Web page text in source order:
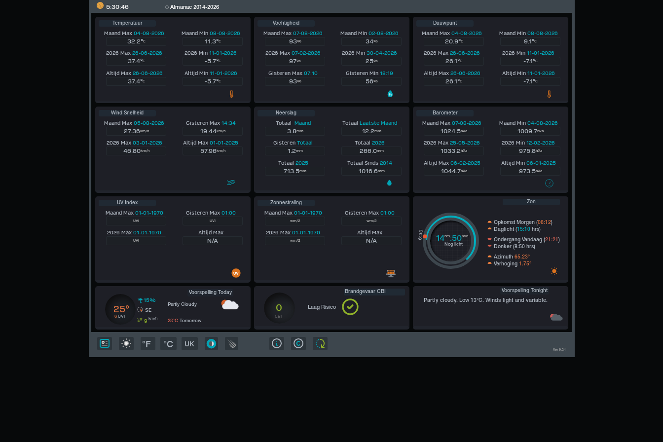
5:30:46 Almanac 2014-2026
Temperatuur
Maand Max 04-08-2026
32.2°C
2026 Max 26-06-2026
37.4°C
Maand Min 08-08-2026
11.3°C
2026 Min 11-01-2026
-5.7°C
Altijd Max 26-06-2026
37.4°C
Altijd Min 11-01-2026
-5.7°C
Vochtigheid
Maand Max07-08-2026
93%
2026 Max07-02-2026
97%
Maand Min02-08-2026
34%
2026 Min30-04-2026
25%
Gisteren Max07:10
93%
Gisteren Min18:19
56%
Dauwpunt
Maand Max04-08-2026
20.9°C
2026 Max26-06-2026
26.1°C
Maand Min 08-08-2026
9.1°C
2026 Min11-01-2026
-7.1°C
Altijd Max 26-06-2026
26.1°C
Altijd Min 11-01-2026
-7.1°C
Wind Snelheid
Maand Max 05-08-2026
27.36km/h
2026 Max 03-01-2026
46.80km/h
Gisteren Max 14:34
19.44km/h
Altijd Max 01-01-2025
57.96km/h
Neerslag
Totaal Maand
3.8mm
GisterenTotaal
1.2mm
Totaal Laatste Maand
12.2mm
Totaal 2026
266.0mm
Totaal 2025
713.5mm
Totaal Sinds2014
1016.6mm
Barometer
Maand Max07-08-2026
1024.5hPa
2026 Max25-05-2026
1033.2hPa
Maand Min 04-08-2026
1009.7hPa
2026 Min12-02-2026
975.8hPa
Altijd Max 06-02-2025
1044.7hPa
Altijd Min 06-01-2025
973.5hPa
UV Index
Maand Max 01-01-1970
UVI
2026 Max 01-01-1970
UVI
Gisteren Max 01:00
UVI
Altijd Max
N/A
Zonnestraling
Maand Max 01-01-1970
wm/2
2026 Max01-01-1970
wm/2
Gisteren Max 01:00
wm/2
Altijd Max
N/A
Zon
14hrs:50min
Nog licht
Opkomst Morgen (06:12)
Daglicht (15:10hrs)
Ondergang Vandaag (21:21 )
Donker (8:50 hrs)
Azimuth 65.23°
Verhoging 1.75°
Voorspelling Today
25°
6 UVI
15%
SE
9 km/h
Partly Cloudy
28°C Tomorrow
Brandgevaar CBI
CBI
0 Laag Risico
Voorspelling Tonight
Partly cloudy. Low 13°C. Winds light and variable.
°F °C UK
Ver 9.34